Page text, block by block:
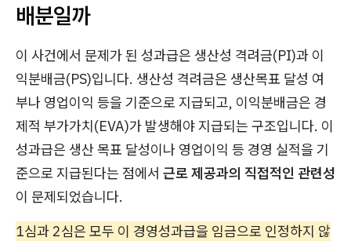
배분일까
이 사건에서 문제가 된 성과급은 생산성 격려금(PI)과 이
익분배금(PS)입니다. 생산성 격려금은 생산목표 달성 여
부나 영업이익 등을 기준으로 지급되고, 이익분배금은 경
제적 부가가치(EVA)가 발생해야 지급되는 구조입니다. 이
성과급은 생산 목표 달성이나 영업이익 등 경영 실적을 기
준으로 지급된다는 점에서 근로 제공과의 직접적인 관련성
이 문제되었습니다.
1심과 2심은 모두 이 경영성과급을 임금으로 인정하지 않